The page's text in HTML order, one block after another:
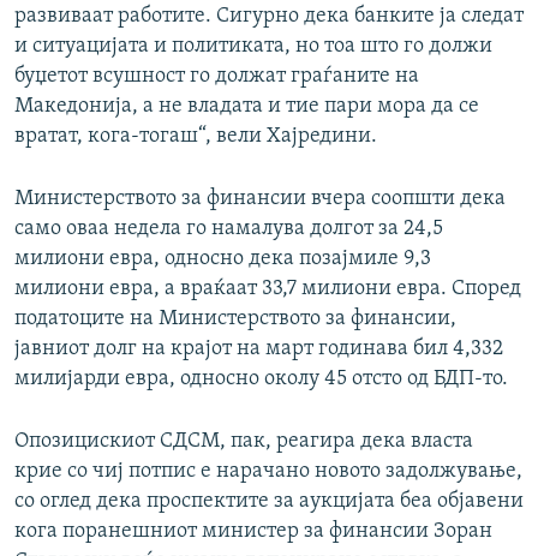
развиваат работите. Сигурно дека банките ја следат
и ситуацијата и политиката, но тоа што го должи
буџетот всушност го должат граѓаните на
Македонија, а не владата и тие пари мора да се
вратат, кога-тогаш“, вели Хајредини.
Министерството за финансии вчера соопшти дека
само оваа недела го намалува долгот за 24,5
милиони евра, односно дека позајмиле 9,3
милиони евра, а враќаат 33,7 милиони евра. Според
податоците на Министерството за финансии,
јавниот долг на крајот на март годинава бил 4,332
милијарди евра, односно околу 45 отсто од БДП-то.
Опозицискиот СДСМ, пак, реагира дека власта
крие со чиј потпис е нарачано новото задолжување,
со оглед дека проспектите за аукцијата беа објавени
кога поранешниот министер за финансии Зоран